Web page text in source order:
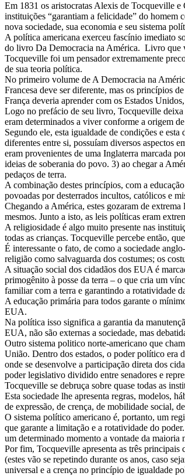
Em 1831 os aristocratas Alexis de Tocqueville e
instituições “garantiam a felicidade” do homem
nova sociedade, sua economia e seu sistema
A política americana exerceu fascínio imediato
do livro Da Democracia na América. Livro que
Tocqueville foi um pensador extremamente
de sua teoria política.
No primeiro volume de A Democracia na
Francesa deve ser diferente, mas os princípios
França deveria aprender com os Estados
Logo no prefácio de seu livro, Tocqueville deixa
eram determinados a viver conforme a origem
Segundo ele, esta igualdade de condições e
diferentes entre si, possuíam diversos aspectos
eram provenientes de uma Inglaterra marcada
ideias de soberania do povo. 3) ao chegar a
pedaços de terra.
A combinação destes princípios, com a
povoadas por desterrados incultos, católicos e
Chegando a América, estes gozaram de
mesmos. Junto a isto, as leis políticas eram
A religiosidade é algo muito presente nas
todas as crianças. Tocqueville percebe então,
É interessante o fato, de como a sociedade
religião como salvaguarda dos costumes; os
A situação social dos cidadãos dos EUA é
primogênito à posse da terra – o que cria um
familiar com a terra e garantindo a rotatividade
A educação primária para todos garante o
EUA.
Na política isso significa a garantia da
EUA, não são externas a sociedade, mas
Outro sistema politico norte-americano que
União. Dentro dos estados, o poder político era
onde se desenvolve a participação direta dos
poder legislativo dividido entre senadores e
Tocqueville se debruça sobre quase todas as
Esta sociedade lhe apresenta regras, modelos,
de expressão, de crença, de mobilidade social,
O sistema político americano é, portanto, um
que garante a limitação e a rotatividade do
um determinado momento a vontade da maioria
Por fim, Tocqueville apresenta as três principais
(estes vão se repetindo durante os anos, caso
universal e a crença no princípio de igualdade